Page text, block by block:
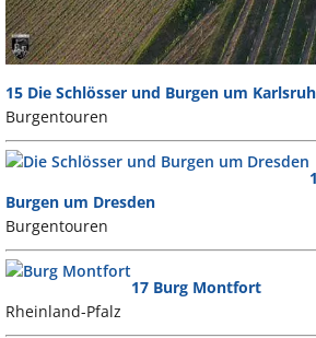
15 Die Schlösser und Burgen um
Burgentouren
Burgen um Dresden
Burgentouren
17 Burg Montfort
Rheinland-Pfalz